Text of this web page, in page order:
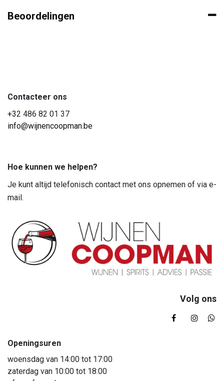
Beoordelingen
Contacteer ons
+32 486 82 01 37
info@wijnencoopman.be
Hoe kunnen we helpen?
Je kunt altijd telefonisch contact met ons opnemen of via e-
mail.
Volg ons
Openingsuren
woensdag van 14:00 tot 17:00
zaterdag van 10:00 tot 18:00